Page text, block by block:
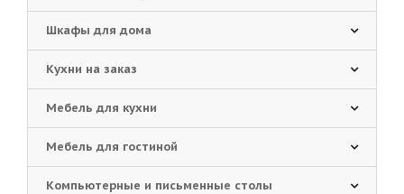
Шкафы для дома
Кухни на заказ
Мебель для кухни
Мебель для гостиной
Компьютерные и письменные столы